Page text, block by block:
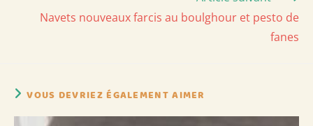
Navets nouveaux farcis au boulghour et pesto de
fanes
VOUS DEVRIEZ ÉGALEMENT AIMER